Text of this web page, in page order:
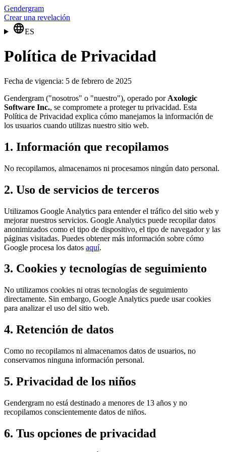
Gendergram
Crear una revelación
languageES
Política de Privacidad
Fecha de vigencia: 5 de febrero de 2025
Gendergram ("nosotros" o "nuestro"), operado por Axologic
Software Inc., se compromete a proteger tu privacidad. Esta
Política de Privacidad explica cómo manejamos la información de
los usuarios cuando utilizas nuestro sitio web.
1. Información que recopilamos
No recopilamos, almacenamos ni procesamos ningún dato personal.
2. Uso de servicios de terceros
Utilizamos Google Analytics para entender el tráfico del sitio web y
mejorar nuestros servicios. Google Analytics puede recopilar datos
anonimizados como el tipo de dispositivo, el tipo de navegador y las
páginas visitadas. Puedes obtener más información sobre cómo
Google procesa los datos aquí.
3. Cookies y tecnologías de seguimiento
No utilizamos cookies ni otras tecnologías de seguimiento
directamente. Sin embargo, Google Analytics puede usar cookies
para analizar el uso del sitio web.
4. Retención de datos
Como no recopilamos ni almacenamos datos de usuarios, no
conservamos ninguna información personal.
5. Privacidad de los niños
Gendergram no está destinado a menores de 13 años y no
recopilamos conscientemente datos de niños.
6. Tus opciones de privacidad